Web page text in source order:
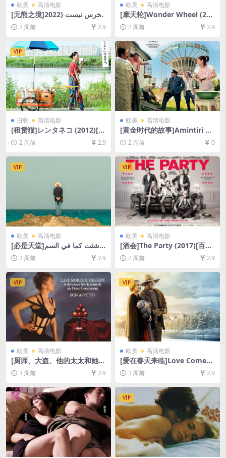
欧美 高清电影
[无熊之境]خرس نیست (2022)
[百度网盘+夸克网盘1080P超
清未删减资源][网盘在线播放/
下载][MP4/7GB][中英字幕]
2 周前 2.9
欧美 高清电影
[摩天轮]Wonder Wheel (201
7)[百度网盘+夸克网盘1080P
超清未删减资源][网盘在线播
放/下载][MP4/6.6GB][中英字
幕]
2 周前 2.9
VIP
日韩 高清电影
[租赁猫]レンタネコ (2012)[百
度网盘+夸克网盘1080P超清
未删减资源][网盘在线播放/下
载][MP4/7.3GB][中文字幕]
2 周前 2.9
欧美 高清电影
[黄金时代的故事]Amintiri di
n epoca de aur (2009)[百度
网盘+夸克网盘1080P超清未
删减资源][网盘在线播放/下
载][MP4/10GB][中文字幕]
2 周前 0
VIP
欧美 高清电影
[必是天堂]إن شئت كما في السم
اء (2019)[百度网盘+夸克网盘
1080P超清未删减资源][网盘
[中文字幕]
2 周前 2.9
VIP
欧美 高清电影
[酒会]The Party (2017)[百度
网盘+夸克网盘1080P超清未
删减资源][网盘在线播放/下
2 周前 2.9
VIP
欧美 高清电影
[厨师、大盗、他的太太和她的
情人]The Cook, the Thief, H
is Wife & Her Lover (1989)
[百度网盘+夸克网盘1080P超
清未删减资源][网盘在线播放/
下载][MP4/8.3GB][中英字幕]
3 周前 2.9
VIP
欧美 高清电影
[爱在春天来临]Love Comes
Softly (2003)[百度网盘+夸克
网盘1080P超清未删减资源]
[网盘在线播放/下载][MP4/5.
8GB][中英字幕]
3 周前 2.9
VIP